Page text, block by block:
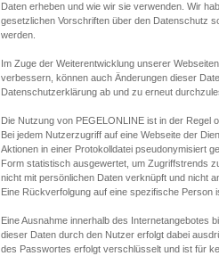
Daten erheben und wie wir sie verwenden. Wir
gesetzlichen Vorschriften über den Datenschutz
werden.
Im Zuge der Weiterentwicklung unserer
verbessern, können auch Änderungen dieser
Datenschutzerklärung ab und zu erneut
Die Nutzung von PEGELONLINE ist in der Regel
Bei jedem Nutzerzugriff auf eine Webseite der
Aktionen in einer Protokolldatei pseudonymisiert
Form statistisch ausgewertet, um Zugriffstrends
nicht mit persönlichen Daten verknüpft und nicht
Eine Rückverfolgung auf eine spezifische Person
Eine Ausnahme innerhalb des Internetangebotes
dieser Daten durch den Nutzer erfolgt dabei
des Passwortes erfolgt verschlüsselt und ist für